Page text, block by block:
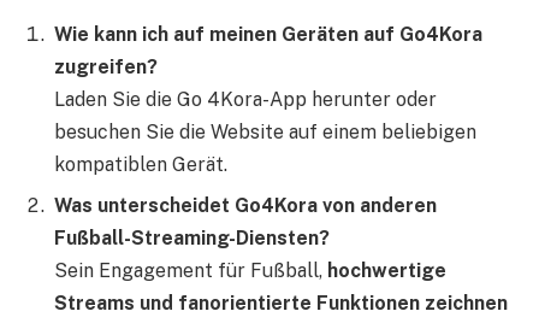
Wie kann ich auf meinen Geräten auf Go4Kora
zugreifen?
Laden Sie die Go 4Kora-App herunter oder
besuchen Sie die Website auf einem beliebigen
kompatiblen Gerät.
Was unterscheidet Go4Kora von anderen
Fußball-Streaming-Diensten?
Sein Engagement für Fußball, hochwertige
Streams und fanorientierte Funktionen zeichnen